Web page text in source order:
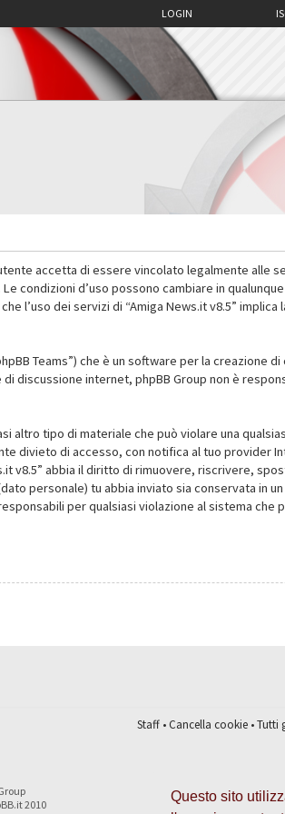
Questo sito
LOGIN
accetta di essere vincolato legalmente alle
condizioni d’uso possono cambiare in
l’uso dei servizi di “Amiga News.it v8.5”
Teams”) che è un software per la creazione
discussione internet, phpBB Group non è
altro tipo di materiale che può violare una
divieto di accesso, con notifica al tuo provider
v8.5” abbia il diritto di rimuovere, riscrivere,
personale) tu abbia inviato sia conservata in
per qualsiasi violazione al sistema
Staff•Cancella cookie• Tutti
2010